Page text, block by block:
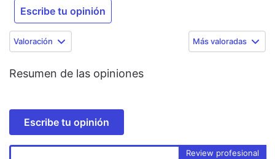
Escribe tu opinión
Valoración Más valoradas
Resumen de las opiniones
Escribe tu opinión
Review profesional